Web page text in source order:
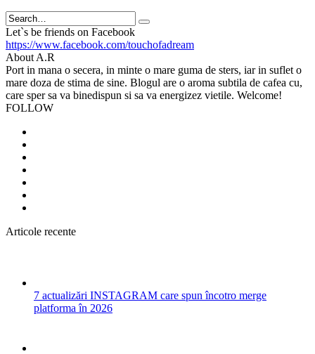
Search
Let`s be friends on Facebook
https://www.facebook.com/touchofadream
About A.R
Port in mana o secera, in minte o mare guma de sters, iar in suflet o
mare doza de stima de sine. Blogul are o aroma subtila de cafea cu,
care sper sa va binedispun si sa va energizez vietile. Welcome!
FOLLOW
Articole recente
7 actualizări INSTAGRAM care spun încotro merge
platforma în 2026